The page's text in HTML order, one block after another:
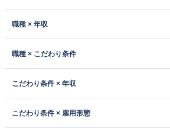
職種 × 年収
職種 × こだわり条件
こだわり条件 × 年収
こだわり条件 × 雇用形態